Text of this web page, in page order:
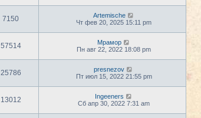
7150
Artemische
Чт фев 20, 2025 15:11 pm
57514
Мрамор
Пн авг 22, 2022 18:08 pm
25786
presnezov
Пт июл 15, 2022 21:55 pm
13012
Ingeeners
Сб апр 30, 2022 7:31 am